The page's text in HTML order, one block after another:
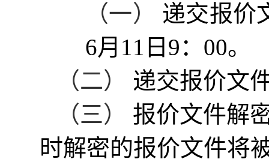
（一） 递交报价
6月11日9：00。
（二） 递交报价文
（三） 报价文件解
时解密的报价文件将